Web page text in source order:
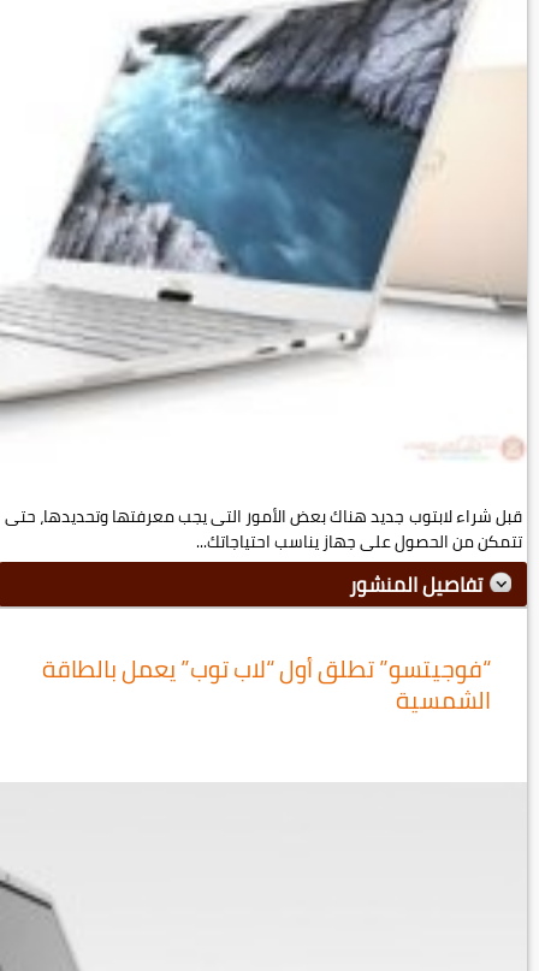
قبل شراء لابتوب جديد هناك بعض الأمور التى يجب معرفتها وتحديدها، حتى
تتمكن من الحصول على جهاز يناسب احتياجاتك...
تفاصيل المنشور
“فوجيتسو” تطلق أول “لاب توب” يعمل بالطاقة
الشمسية